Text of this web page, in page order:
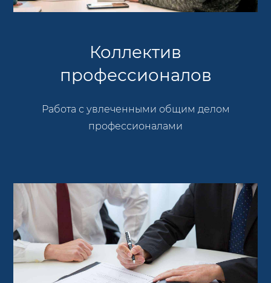
Коллектив
профессионалов
Работа с увлеченными общим делом
профессионалами